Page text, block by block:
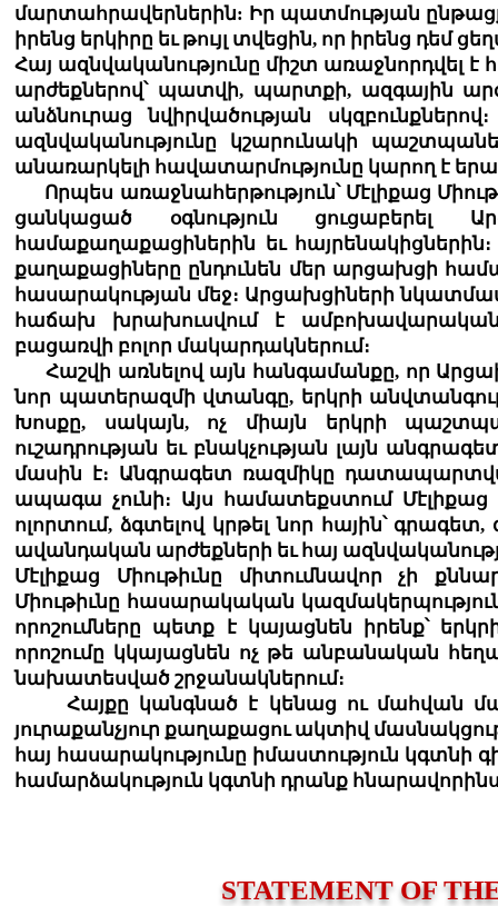
մարտահրավերներին: Իր պատմության
իրենց երկիրը եւ թույլ տվեցին, որ իրենց դեմ
Հայ ազնվականությունը միշտ առաջնորդվել
արժեքներով՝ պատվի, պարտքի, ազգային
անձնուրաց նվիրվածության
ազնվականությունը կշարունակի
անառարկելի հավատարմությունը կարող է
Որպես առաջնահերթություն՝ Մէլիքաց
ցանկացած օգնություն
համաքաղաքացիներին եւ
քաղաքացիները ընդունեն մեր արցախցի
հասարակության մեջ։ Արցախցիների
հաճախ խրախուսվում է ամբոխավարական
բացառվի բոլոր մակարդակներում։
Հաշվի առնելով այն հանգամանքը, որ
նոր պատերազմի վտանգը, երկրի
Խոսքը, սակայն, ոչ միայն երկրի
ուշադրության եւ բնակչության լայն
մասին է։ Անգրագետ ռազմիկը
ապագա չունի։ Այս համատեքստում Մէլիքաց
ոլորտում, ձգտելով կրթել նոր հային՝
ավանդական արժեքների եւ հայ
Մէլիքաց Միութիւնը միտումնավոր չի
Միութիւնը հասարակական
որոշումները պետք է կայացնեն իրենք՝
որոշումը կկայացնեն ոչ թե անբանական
նախատեսված շրջանակներում։
Հայքը կանգնած է կենաց ու մահվան
յուրաքանչյուր քաղաքացու ակտիվ
հայ հասարակությունը իմաստություն կգտնի
համարձակություն կգտնի դրանք հնարավորինս
STATEMENT OF